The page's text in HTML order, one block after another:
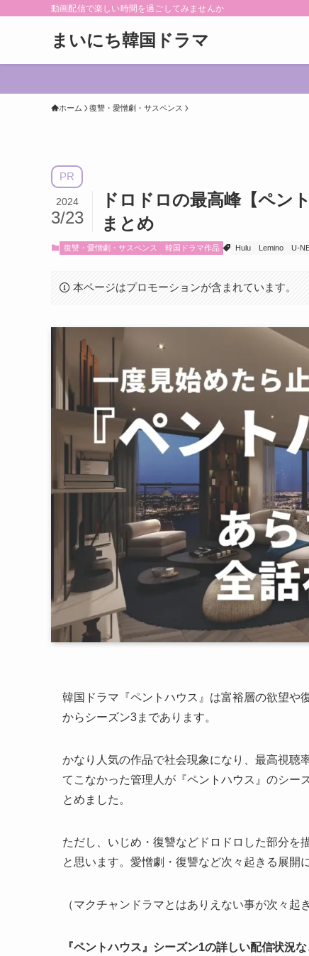
動画配信で楽しい時間を過ごしてみませんか
まいにち韓国ドラマ
ホーム 復讐・愛憎劇・サスペンス
PR
ドロドロの最高峰【ペン
まとめ
2024
3/23
復讐・愛憎劇・サスペンス 韓国ドラマ作品 Hulu Lemino U-
本ページはプロモーションが含まれています。
韓国ドラマ『ペントハウス』は富裕層の欲望や
からシーズン3まであります。
かなり人気の作品で社会現象になり、最高視聴
てこなかった管理人が『ペントハウス』のシー
とめました。
ただし、いじめ・復讐などドロドロした部分を
と思います。愛憎劇・復讐など次々起きる展開
（マクチャンドラマとはありえない事が次々起
『ペントハウス』シーズン1の詳しい配信状況な